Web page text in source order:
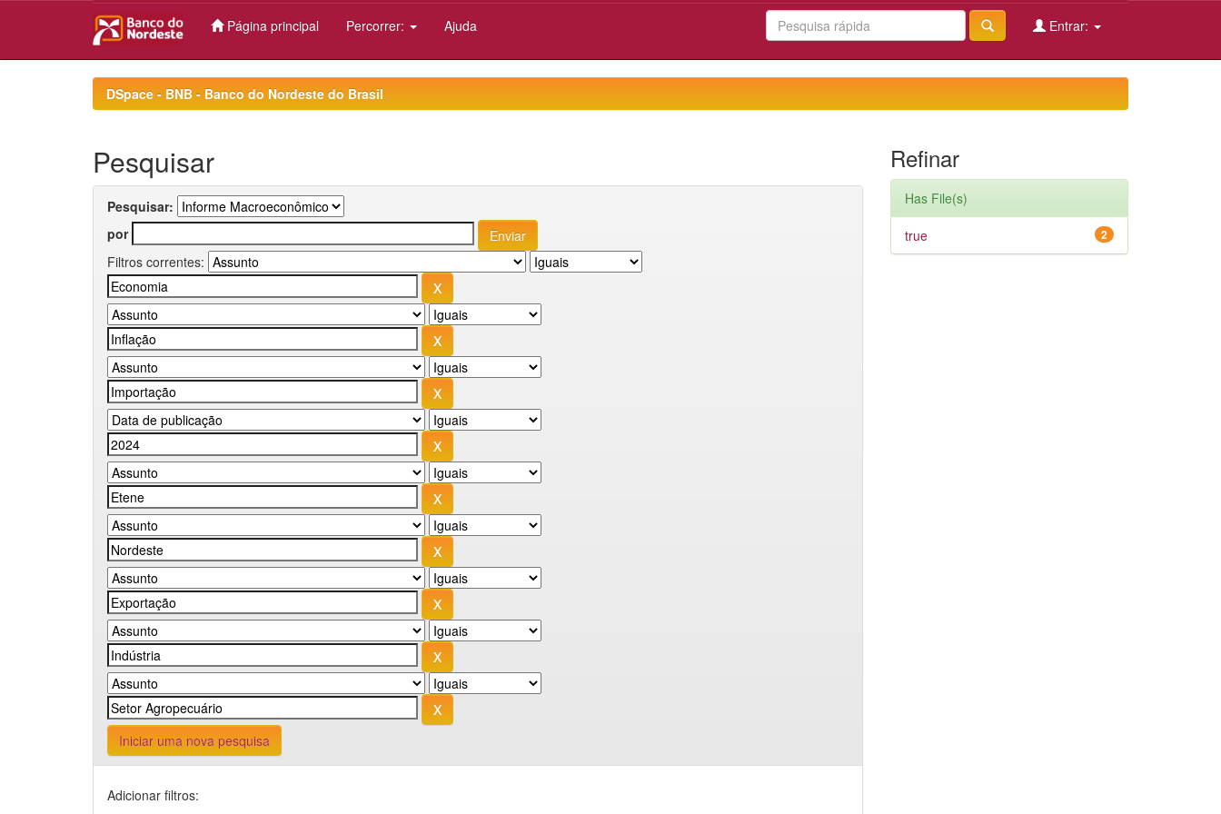
Página principal Percorrer: Ajuda Entrar:
DSpace - BNB - Banco do Nordeste do Brasil
Pesquisar
Pesquisar:
por
Filtros correntes:
Iniciar uma nova pesquisa
Adicionar filtros:
Refinar
Has File(s)
2
true